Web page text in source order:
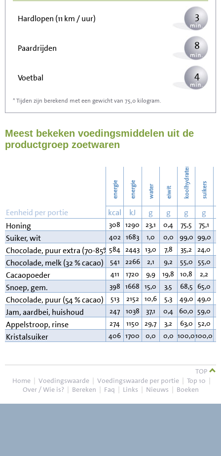
Hardlopen (11 km / uur) 3
Paardrijden 8
Voetbal 4
Stofzuigen
Strijken 13
15
* Tijden zijn berekend met een gewicht van 75,0 kilogram.
Meest bekeken voedingsmiddelen uit de
productgroep zoetwaren
energie energie water eiwit koolhydraten suikers
Eenheid per portie kcal kJ g g g g
Honing
308 1290 23,1 0,4 75,5 75,1
Suiker, wit 402 1683 1,0 0,0 99,0 99,0
Chocolade, puur extra (70-85% cacao)
584 2443 13,0 7,8 35,2 24,0
Chocolade, melk (32 % cacao) 541 2266 2,1 9,2 55,0 55,0
Cacaopoeder 411 1720 9,9 19,8 10,8 2,2
Snoep, gem. 398 1668 15,0 3,5 68,5 65,0
Chocolade, puur (54 % cacao) 513 2152 10,6 5,3 49,0 49,0
Jam, aardbei, huishoud 247 1038 37,1 0,4 60,0 59,0
Appelstroop, rinse 274 1150 29,7 3,2 63,0 52,0
Kristalsuiker 406 1700 0,0 0,0 100,0100,0
TOP
Home | Voedingswaarde | Voedingswaarde per portie | Top 10 |
Over / Wie is? | Bereken | Faq | Links | Nieuws | Boeken